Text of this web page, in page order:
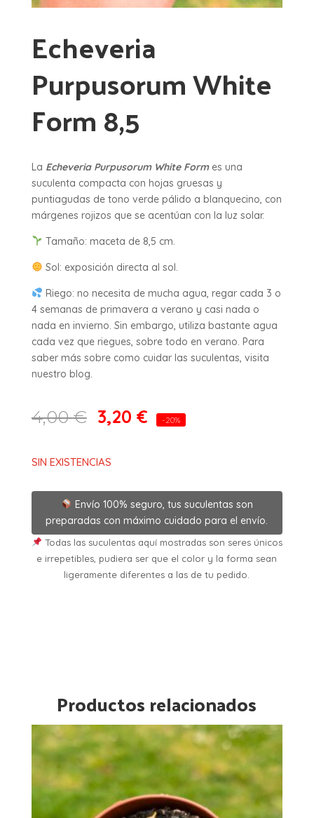
Echeveria
Purpusorum White
Form 8,5
La Echeveria Purpusorum White Formes una
suculenta compacta con hojas gruesas y
puntiagudas de tono verde pálido a blanquecino, con
márgenes rojizos que se acentúan con la luz solar.
Tamaño: maceta de 8,5 cm.
Sol: exposición directa al sol.
Riego: no necesita de mucha agua, regar cada 3 o
4 semanas de primavera a verano y casi nada o
nada en invierno. Sin embargo, utiliza bastante agua
cada vez que riegues, sobre todo en verano. Para
saber más sobre como cuidar las suculentas, visita
nuestro blog.
4,00€ 3,20 € -20%
SIN EXISTENCIAS
Envío 100% seguro, tus suculentas son
preparadas con máximo cuidado para el envío.
Todas las suculentas aquí mostradas son seres únicos
e irrepetibles, pudiera ser que el color y la forma sean
ligeramente diferentes a las de tu pedido.
Productos relacionados